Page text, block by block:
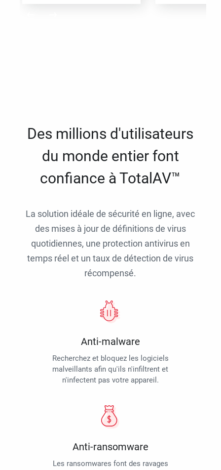
Des millions d'utilisateurs
du monde entier font
confiance à TotalAV™
La solution idéale de sécurité en ligne, avec
des mises à jour de définitions de virus
quotidiennes, une protection antivirus en
temps réel et un taux de détection de virus
récompensé.
Anti-malware
Recherchez et bloquez les logiciels
malveillants afin qu'ils n'infiltrent et
n'infectent pas votre appareil.
Anti-ransomware
Les ransomwares font des ravages